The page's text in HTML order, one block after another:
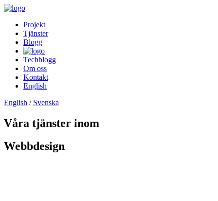
Projekt
Tjänster
Blogg
Techblogg
Om oss
Kontakt
English
English / Svenska
Våra tjänster inom
Webbdesign